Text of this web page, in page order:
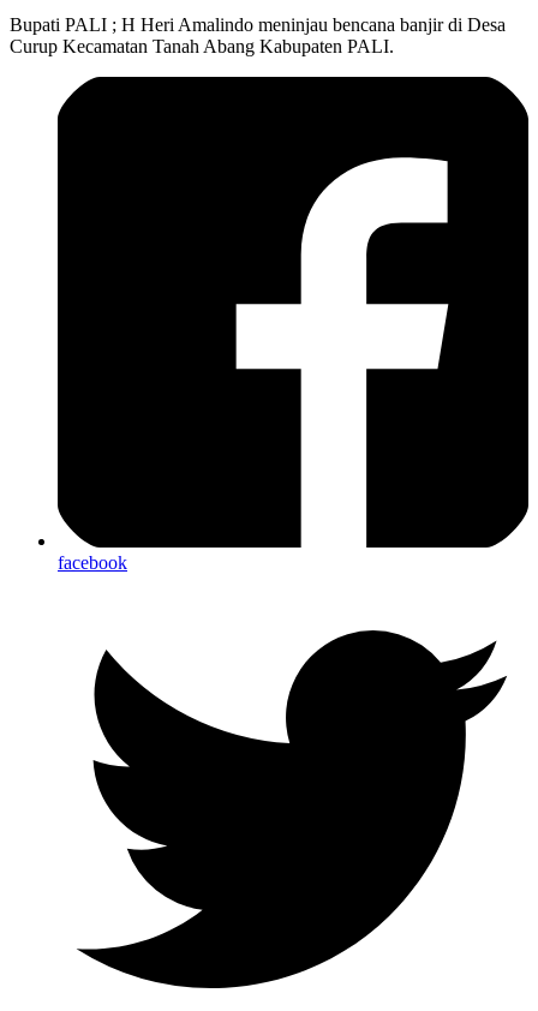
Bupati PALI ; H Heri Amalindo meninjau bencana banjir di Desa
Curup Kecamatan Tanah Abang Kabupaten PALI.
facebook